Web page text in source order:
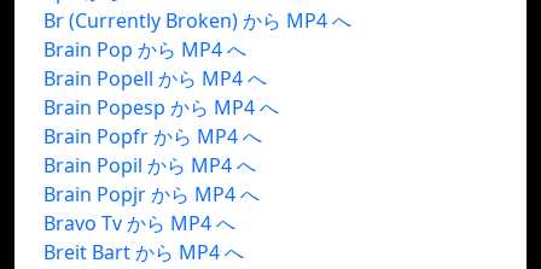
Br (Currently Broken) から MP4 へ
Brain Pop から MP4 へ
Brain Popell から MP4 へ
Brain Popesp から MP4 へ
Brain Popfr から MP4 へ
Brain Popil から MP4 へ
Brain Popjr から MP4 へ
Bravo Tv から MP4 へ
Breit Bart から MP4 へ